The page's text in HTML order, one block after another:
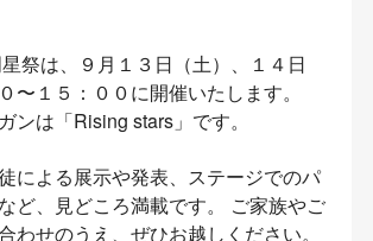
祭は、９月１３日（土）、１４日
〜１５：００に開催いたします。
ンは「Rising stars」です。
による展示や発表、ステージでのパ
ど、見どころ満載です。 ご家族やご
わせのうえ、ぜひお越しください。